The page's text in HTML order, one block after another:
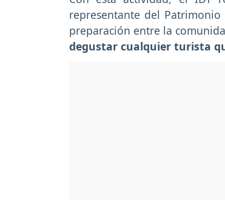
representante del
preparación entre la
degustar cualquier turista